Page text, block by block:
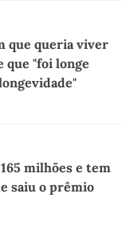
que queria viver
que "foi longe
milhões e tem
saiu o prêmio